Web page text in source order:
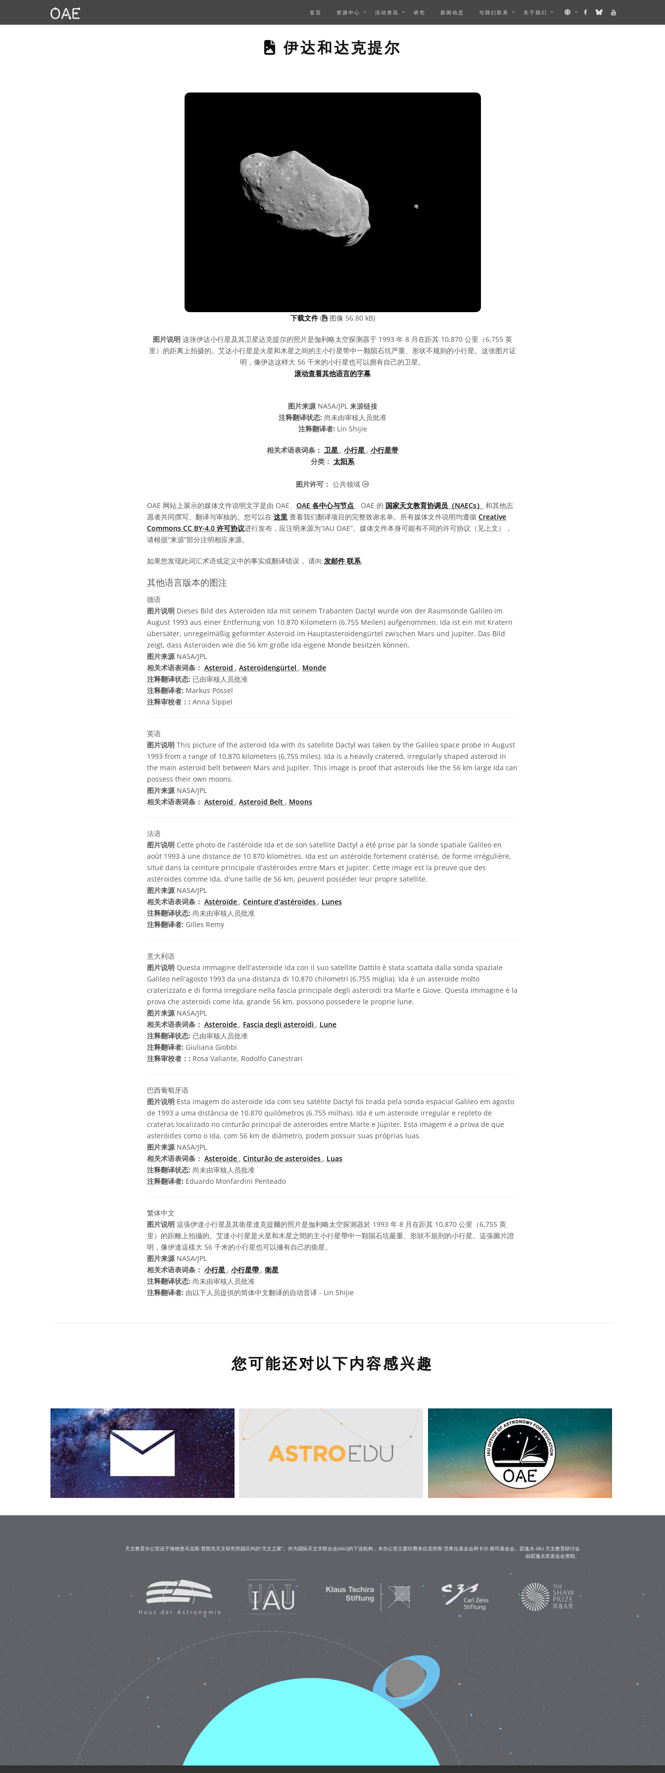
首页 资源中心 活动资讯 研究 新闻动态 与我们联系 关于我们
THIS PAGE DESCRIBES AN IMAGE
伊达和达克提尔
下载文件 ( 图像 56.80 kB)
图片说明 这张伊达小行星及其卫星达克提尔的照片是伽利略太空探测器于 1993 年 8 月在距其 10,870 公里（6,755 英
里）的距离上拍摄的。艾达小行星是火星和木星之间的主小行星带中一颗陨石坑严重、形状不规则的小行星。这张图片证
明，像伊达这样大 56 千米的小行星也可以拥有自己的卫星。
滚动查看其他语言的字幕
图片来源NASA/JPL 来源链接
注释翻译状态: 尚未由审核人员批准
注释翻译者: Lin Shijie
相关术语表词条： 卫星 , 小行星 , 小行星带
分类： 太阳系
图片许可： 公共领域 公共领域 图标
OAE 网站上展示的媒体文件说明文字是由 OAE、 OAE 各中心与节点、OAE 的 国家天文教育协调员（NAECs）
和其他志
愿者共同撰写、翻译与审核的。您可以在 这里 查看我们翻译项目的完整致谢名单。所有媒体文件说明均遵循 Creative
Commons CC BY-4.0 许可协议进行发布，应注明来源为“IAU OAE”。媒体文件本身可能有不同的许可协议（见上文），
请根据“来源”部分注明相应来源。
如果您发现此词汇术语或定义中的事实或翻译错误， 请向 发邮件 联系.
其他语言版本的图注
德语
图片说明 Dieses Bild des Asteroiden Ida mit seinem Trabanten Dactyl wurde von der Raumsonde Galileo im
August 1993 aus einer Entfernung von 10.870 Kilometern (6.755 Meilen) aufgenommen. Ida ist ein mit Kratern
übersäter, unregelmäßig geformter Asteroid im Hauptasteroidengürtel zwischen Mars und Jupiter. Das Bild
zeigt, dass Asteroiden wie die 56 km große Ida eigene Monde besitzen können.
图片来源NASA/JPL
相关术语表词条： Asteroid , Asteroidengürtel , Monde
注释翻译状态: 已由审核人员批准
注释翻译者: Markus Pössel
注释审校者：: Anna Sippel
英语
图片说明 This picture of the asteroid Ida with its satellite Dactyl was taken by the Galileo space probe in August
1993 from a range of 10,870 kilometers (6,755 miles). Ida is a heavily cratered, irregularly shaped asteroid in
the main asteroid belt between Mars and Jupiter. This image is proof that asteroids like the 56 km large Ida can
possess their own moons.
图片来源NASA/JPL
相关术语表词条： Asteroid , Asteroid Belt , Moons
法语
图片说明 Cette photo de l'astéroïde Ida et de son satellite Dactyl a été prise par la sonde spatiale Galileo en
août 1993 à une distance de 10 870 kilomètres. Ida est un astéroïde fortement cratérisé, de forme irrégulière,
situé dans la ceinture principale d'astéroïdes entre Mars et Jupiter. Cette image est la preuve que des
astéroïdes comme Ida, d'une taille de 56 km, peuvent posséder leur propre satellite.
图片来源NASA/JPL
相关术语表词条： Astéroïde , Ceinture d'astéroïdes , Lunes
注释翻译状态: 尚未由审核人员批准
注释翻译者: Gilles Remy
意大利语
图片说明 Questa immagine dell'asteroide Ida con il suo satellite Dattilo è stata scattata dalla sonda spaziale
Galileo nell'agosto 1993 da una distanza di 10.870 chilometri (6.755 miglia). Ida è un asteroide molto
craterizzato e di forma irregolare nella fascia principale degli asteroidi tra Marte e Giove. Questa immagine è la
prova che asteroidi come Ida, grande 56 km, possono possedere le proprie lune.
图片来源NASA/JPL
相关术语表词条： Asteroide , Fascia degli asteroidi , Lune
注释翻译状态: 已由审核人员批准
注释翻译者: Giuliana Giobbi
注释审校者：: Rosa Valiante, Rodolfo Canestrari
巴西葡萄牙语
图片说明 Esta imagem do asteroide Ida com seu satélite Dactyl foi tirada pela sonda espacial Galileo em agosto
de 1993 a uma distância de 10.870 quilômetros (6.755 milhas). Ida é um asteroide irregular e repleto de
crateras localizado no cinturão principal de asteroides entre Marte e Júpiter. Esta imagem é a prova de que
asteróides como o Ida, com 56 km de diâmetro, podem possuir suas próprias luas.
图片来源NASA/JPL
相关术语表词条： Asteroide , Cinturão de asteroides , Luas
注释翻译状态: 尚未由审核人员批准
注释翻译者: Eduardo Monfardini Penteado
繁体中文
图片说明 這張伊達小行星及其衛星達克提爾的照片是伽利略太空探測器於 1993 年 8 月在距其 10,870 公里（6,755 英
里）的距離上拍攝的。艾達小行星是火星和木星之間的主小行星帶中一顆隕石坑嚴重、形狀不規則的小行星。這張圖片證
明，像伊達這樣大 56 千米的小行星也可以擁有自己的衛星。
图片来源NASA/JPL
相关术语表词条： 小行星 , 小行星帶 , 衛星
注释翻译状态: 尚未由审核人员批准
注释翻译者: 由以下人员提供的简体中文翻译的自动音译 - Lin Shijie
您可能还对以下内容感兴趣
天文教育办公室设于海德堡马克斯·普朗克天文研究所园区内的“天文之家”。作为国际天文学联合会(IAU)的下设机构，本办公室主要经费来自克劳斯·茨希拉基金会和卡尔·蔡司基金会。邵逸夫-IAU 天文教育研讨会
由邵逸夫奖基金会资助。